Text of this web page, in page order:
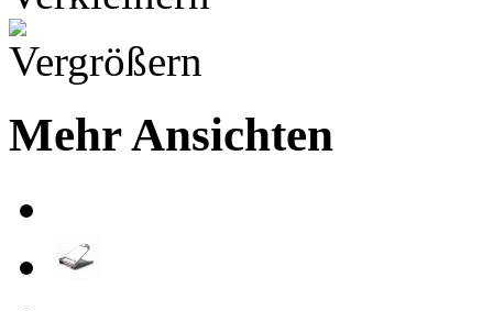
Mehr Ansichten